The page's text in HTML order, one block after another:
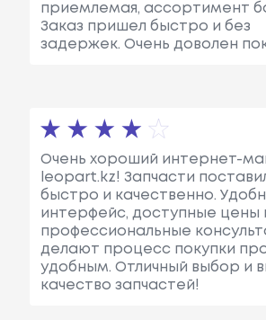
приемлемая, ассортимент
Заказ пришел быстро и без
задержек. Очень доволен
Очень хороший интернет-
leopart.kz! Запчасти
быстро и качественно.
интерфейс, доступные цены
профессиональные
делают процесс покупки
удобным. Отличный выбор и
качество запчастей!